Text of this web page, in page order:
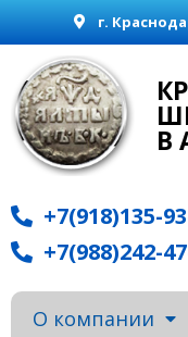
г.
В
+7(918)135-
+7(988)242-
О компании